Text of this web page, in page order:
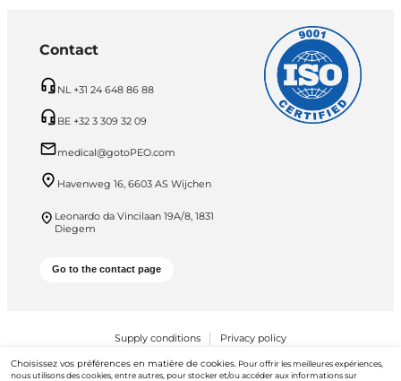
Contact
NL +31 24 648 86 88
BE +32 3 309 32 09
medical@gotoPEO.com
Havenweg 16, 6603 AS Wijchen
Leonardo da Vincilaan 19A/8, 1831
Diegem
Go to the contact page
Supply conditions Privacy policy
PEO B.V. © 2026 Tous droits réservés
Choisissez vos préférences en matière de cookies. Pour offrir les meilleures expériences,
nous utilisons des cookies, entre autres, pour stocker et/ou accéder aux informations sur